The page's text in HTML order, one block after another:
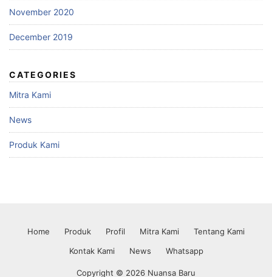
November 2020
December 2019
CATEGORIES
Mitra Kami
News
Produk Kami
Home Produk Profil Mitra Kami
Tentang Kami
Kontak Kami
News Whatsapp
Copyright © 2026 Nuansa Baru